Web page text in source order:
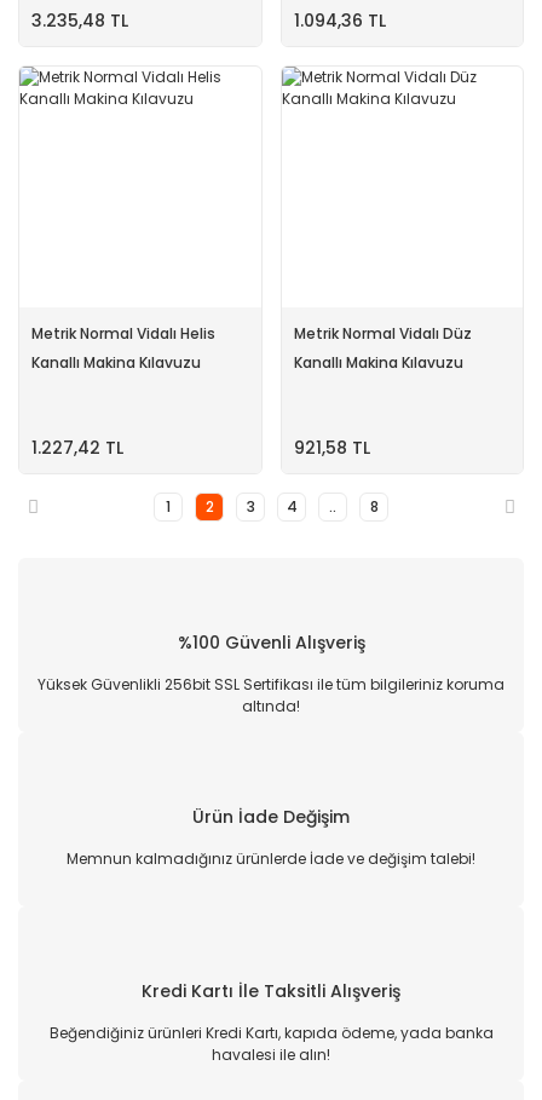
3.235,48 TL 1.094,36 TL
Metrik Normal Vidalı Helis
Kanallı Makina Kılavuzu
1.227,42 TL
Metrik Normal Vidalı Düz
Kanallı Makina Kılavuzu
921,58 TL
1 2 3 4 .. 8
%100 Güvenli Alışveriş
Yüksek Güvenlikli 256bit SSL Sertifikası ile tüm bilgileriniz koruma
altında!
Ürün İade Değişim
Memnun kalmadığınız ürünlerde İade ve değişim talebi!
Kredi Kartı İle Taksitli Alışveriş
Beğendiğiniz ürünleri Kredi Kartı, kapıda ödeme, yada banka
havalesi ile alın!